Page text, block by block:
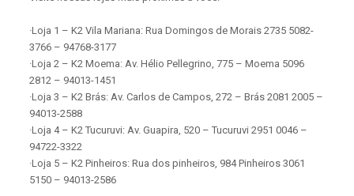
·Loja 1 – K2 Vila Mariana: Rua Domingos de Morais 2735 5082-
3766 – 94768-3177
·Loja 2 – K2 Moema: Av. Hélio Pellegrino, 775 – Moema 5096
2812 – 94013-1451
·Loja 3 – K2 Brás: Av. Carlos de Campos, 272 – Brás 2081 2005 –
94013-2588
·Loja 4 – K2 Tucuruvi: Av. Guapira, 520 – Tucuruvi 2951 0046 –
94722-3322
·Loja 5 – K2 Pinheiros: Rua dos pinheiros, 984 Pinheiros 3061
5150 – 94013-2586